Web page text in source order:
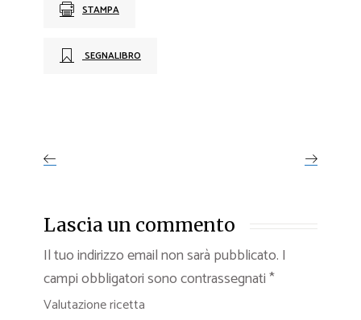
STAMPA
SEGNALIBRO
Lascia un commento
Il tuo indirizzo email non sarà pubblicato. I
campi obbligatori sono contrassegnati*
Valutazione ricetta